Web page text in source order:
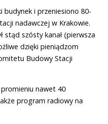
budynek i przeniesiono 80-
nadawczej w Krakowie.
stąd szósty kanał (pierwsza
dzięki pieniądzom
Budowy Stacji
nawet 40
program radiowy na